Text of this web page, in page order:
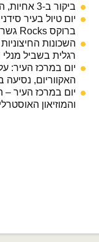
ביקור ב-3 אחיות, הרכבת הנופית והרכבל Scenic Skyway
יום טיול בעיר
ברוקס Rocks גשר הנמל (אפשרות טיפוס), בית האופרה.
השכונות
רגלית בשביל מנלי Menli ומצוקי הים.
יום במרכז העיר:
האקווריום, נסיעה
יום במרכז העיר –
והמוזיאון האוסטרלי